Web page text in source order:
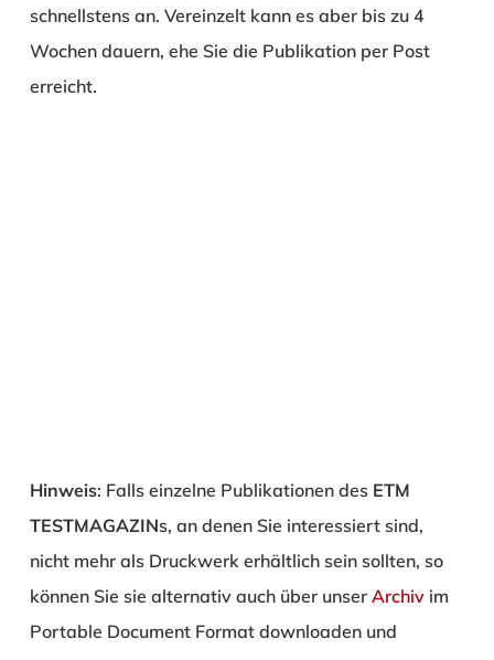
schnellstens an. Vereinzelt kann es aber bis zu 4
Wochen dauern, ehe Sie die Publikation per Post
erreicht.
Hinweis: Falls einzelne Publikationen des ETM
TESTMAGAZINs, an denen Sie interessiert sind,
nicht mehr als Druckwerk erhältlich sein sollten, so
können Sie sie alternativ auch über unser Archivim
Portable Document Format downloaden und